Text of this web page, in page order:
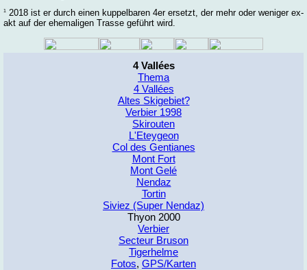
1
2018 ist er durch ei­nen kup­pel­ba­ren 4er er­setzt, der mehr oder we­ni­ger ex­
akt auf der ehe­ma­li­gen Tras­se ge­führt wird.
4 Vallées
Thema
4 Vallées
Altes Skigebiet?
Verbier 1998
Skirouten
L'Eteygeon
Col des Gentianes
Mont Fort
Mont Gelé
Nendaz
Tortin
Siviez (Super Nendaz)
Thyon 2000
Verbier
Secteur Bruson
Tigerhelme
Fotos, GPS/Karten